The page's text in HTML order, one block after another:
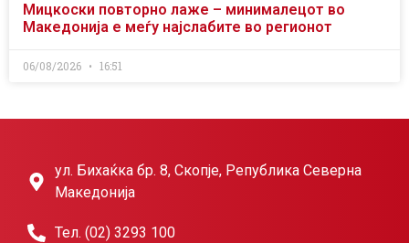
Мицкоски повторно лаже – минималецот во
Македонија е меѓу најслабите во регионот
06/08/2026 16:51
ул. Бихаќка бр. 8, Скопје, Република Северна
Македонија
Тел. (02) 3293 100